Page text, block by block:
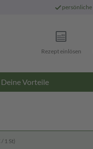
persönliche
Rezept einlösen
Deine Vorteile
1 St)